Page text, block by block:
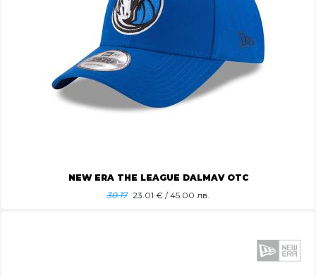
NEW ERA THE LEAGUE DALMAV OTC
30.17 23.01 € / 45.00 лв.